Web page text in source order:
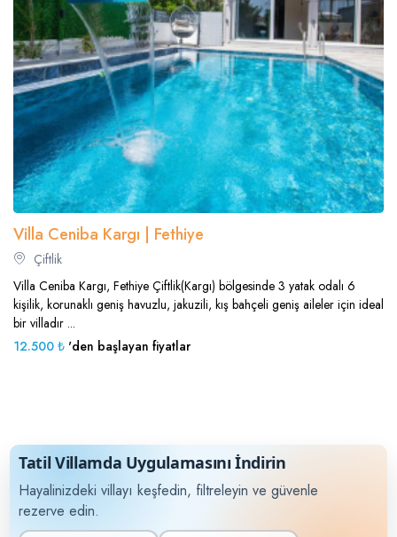
Villa Ceniba Kargı | Fethiye
Çiftlik
Villa Ceniba Kargı, Fethiye Çiftlik(Kargı) bölgesinde 3 yatak odalı 6
kişilik, korunaklı geniş havuzlu, jakuzili, kış bahçeli geniş aileler için ideal
bir villadır ...
12.500 ₺ 'den başlayan fiyatlar
Tatil Villamda Uygulamasını İndirin
Hayalinizdeki villayı keşfedin, filtreleyin ve güvenle
rezerve edin.